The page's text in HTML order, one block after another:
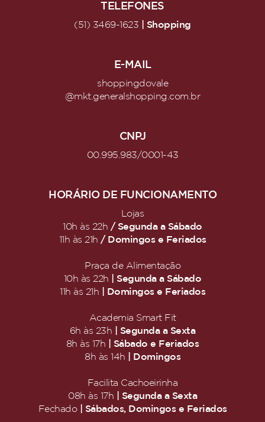
TELEFONES
(51) 3469-1623 | Shopping
E-MAIL
shoppingdovale
@mkt.generalshopping.com.br
CNPJ
00.995.983/0001-43
HORÁRIO DE FUNCIONAMENTO
Lojas
10h às 22h / Segunda a Sábado
11h às 21h / Domingos e Feriados
Praça de Alimentação
10h às 22h
| Segunda a Sábado
11h às 21h
| Domingos e Feriados
Academia Smart Fit
6h às 23h
| Segunda a Sexta
8h às 17h
| Sábado e Feriados
8h às 14h
| Domingos
Facilita Cachoeirinha
08h às 17h
| Segunda a Sexta
Fechado
| Sábados, Domingos e Feriados